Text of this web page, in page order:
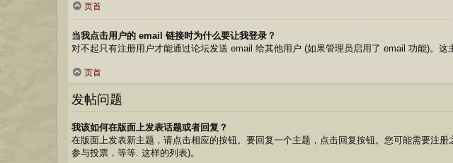
页首
当我点击用户的 email 链接时为什么要让我登录？
对不起只有注册用户才能通过论坛发送 email 给其他用户 (如果管理员启用了 email 功能)。这
页首
发帖问题
我该如何在版面上发表话题或者回复？
在版面上发表新主题，请点击相应的按钮。要回复一个主题，点击回复按钮。您可能需要注
参与投票，等等. 这样的列表)。